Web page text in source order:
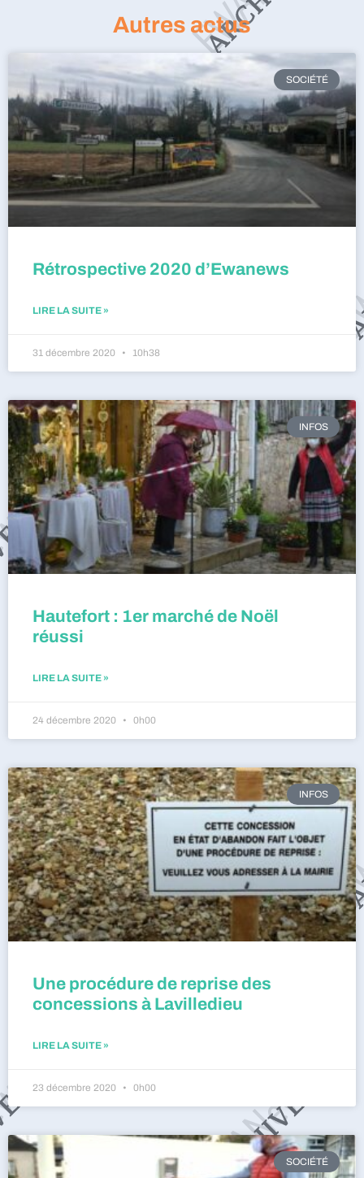
Autres actus
SOCIÉTÉ
Rétrospective 2020 d’Ewanews
LIRE LA SUITE »
31 décembre 2020 10h38
INFOS
Hautefort : 1er marché de Noël
réussi
LIRE LA SUITE »
24 décembre 2020 0h00
INFOS
Une procédure de reprise des
concessions à Lavilledieu
LIRE LA SUITE »
23 décembre 2020 0h00
SOCIÉTÉ